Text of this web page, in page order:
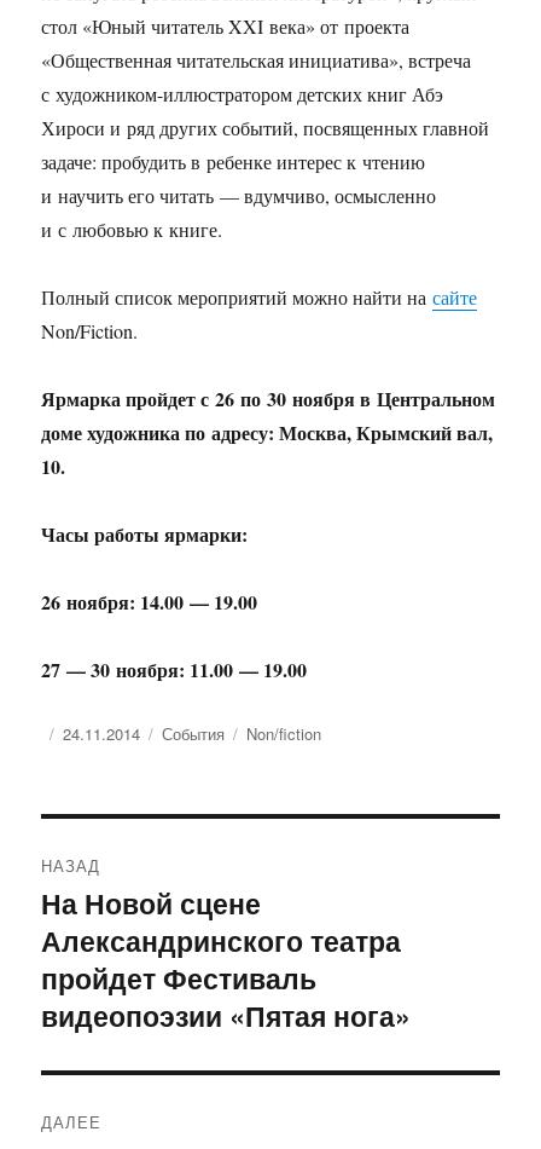
стол «Юный читатель XXI века» от проекта
«Общественная читательская инициатива», встреча
с художником-иллюстратором детских книг Абэ
Хироси и ряд других событий, посвященных главной
задаче: пробудить в ребенке интерес к чтению
и научить его читать — вдумчиво, осмысленно
и с любовью к книге.
Полный список мероприятий можно найти насайте
Non/Fiction.
Ярмарка пройдет с 26 по 30 ноября в Центральном
доме художника по адресу: Москва, Крымский вал,
10.
Часы работы ярмарки:
26 ноября: 14.00 — 19.00
27 — 30 ноября: 11.00 — 19.00
Опубликовано
24.11.2014 Рубрики
События Метки
Non/fiction
по
записям
НАЗАД
Предыдущая
запись:
На Новой сцене
Александринского театра
пройдет Фестиваль
видеопоэзии «Пятая нога»
ДАЛЕЕ